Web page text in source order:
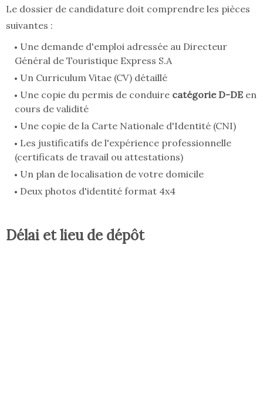
Le dossier de candidature doit comprendre les pièces
suivantes :
Une demande d'emploi adressée au Directeur
Général de Touristique Express S.A
Un Curriculum Vitae (CV) détaillé
Une copie du permis de conduire catégorie D-DE en
cours de validité
Une copie de la Carte Nationale d'Identité (CNI)
Les justificatifs de l'expérience professionnelle
(certificats de travail ou attestations)
Un plan de localisation de votre domicile
Deux photos d'identité format 4x4
Délai et lieu de dépôt